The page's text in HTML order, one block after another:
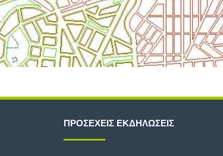
ΠΡΟΣΕΧΕΊΣ ΕΚΔΗΛΏΣΕΙΣ